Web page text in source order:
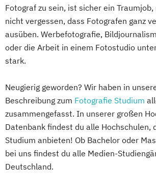
Fotograf zu sein, ist sicher ein
nicht vergessen, dass Fotografen ganz
ausüben. Werbefotografie,
oder die Arbeit in einem Fotostudio
stark.
Neugierig geworden? Wir haben in
Beschreibung zum Fotografie Studium
zusammengefasst. In unserer großen
Datenbank findest du alle Hochschulen,
Studium anbieten! Ob Bachelor oder
bei uns findest du alle Medien-
Deutschland.